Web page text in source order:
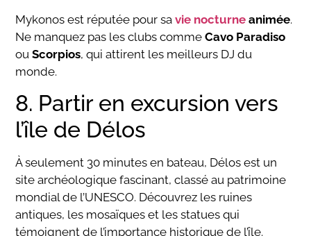
Mykonos est réputée pour savie nocturne animée.
Ne manquez pas les clubs commeCavo Paradiso
ouScorpios, qui attirent les meilleurs DJ du
monde.
8. Partir en excursion vers
l’île de Délos
À seulement 30 minutes en bateau, Délos est un
site archéologique fascinant, classé au patrimoine
mondial de l’UNESCO. Découvrez les ruines
antiques, les mosaïques et les statues qui
témoignent de l’importance historique de l’île.